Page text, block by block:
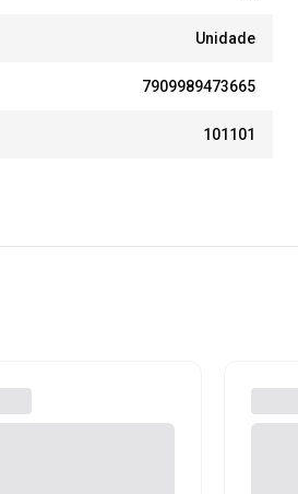
Unidade
7909989473665
101101